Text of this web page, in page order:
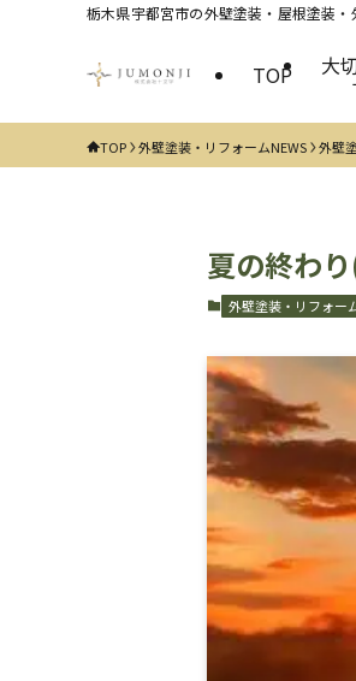
栃木県宇都宮市の外壁塗装・屋根塗装
TOP 大
TOP 外壁塗装・リフォームNEWS 外壁
夏の終わ
外壁塗装・リフォー